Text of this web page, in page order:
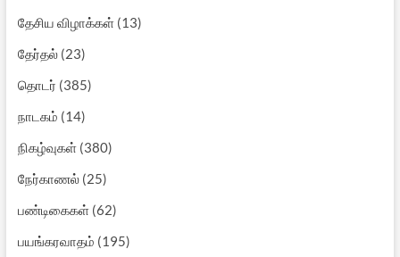
தேசிய விழாக்கள்(13)
தேர்தல்(23)
தொடர் (385)
நாடகம் (14)
நிகழ்வுகள்(380)
நேர்காணல்(25)
பண்டிகைகள்(62)
பயங்கரவாதம் (195)